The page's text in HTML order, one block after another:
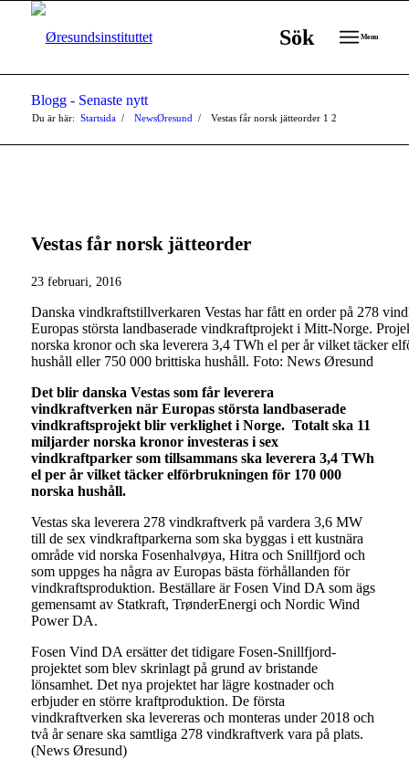
Sök Menu
Blogg - Senaste nytt
Du är här: Startsida 1
/ NewsØresund 2
/ Vestas får norsk jätteorder
Vestas får norsk jätteorder
23 februari, 2016
Danska vindkraftstillverkaren Vestas har fått en order på 278
Europas största landbaserade vindkraftprojekt i Mitt-Norge.
norska kronor och ska leverera 3,4 TWh el per år vilket täcker
hushåll eller 750 000 brittiska hushåll. Foto: News Øresund
Det blir danska Vestas som får leverera
vindkraftverken när Europas största landbaserade
vindkraftsprojekt blir verklighet i Norge. Totalt ska 11
miljarder norska kronor investeras i sex
vindkraftparker som tillsammans ska leverera 3,4 TWh
el per år vilket täcker elförbrukningen för 170 000
norska hushåll.
Vestas ska leverera 278 vindkraftverk på vardera 3,6 MW
till de sex vindkraftparkerna som ska byggas i ett kustnära
område vid norska Fosenhalvøya, Hitra och Snillfjord och
som uppges ha några av Europas bästa förhållanden för
vindkraftsproduktion. Beställare är Fosen Vind DA som ägs
gemensamt av Statkraft, TrønderEnergi och Nordic Wind
Power DA.
Fosen Vind DA ersätter det tidigare Fosen-Snillfjord-
projektet som blev skrinlagt på grund av bristande
lönsamhet. Det nya projektet har lägre kostnader och
erbjuder en större kraftproduktion. De första
vindkraftverken ska levereras och monteras under 2018 och
två år senare ska samtliga 278 vindkraftverk vara på plats.
(News Øresund)